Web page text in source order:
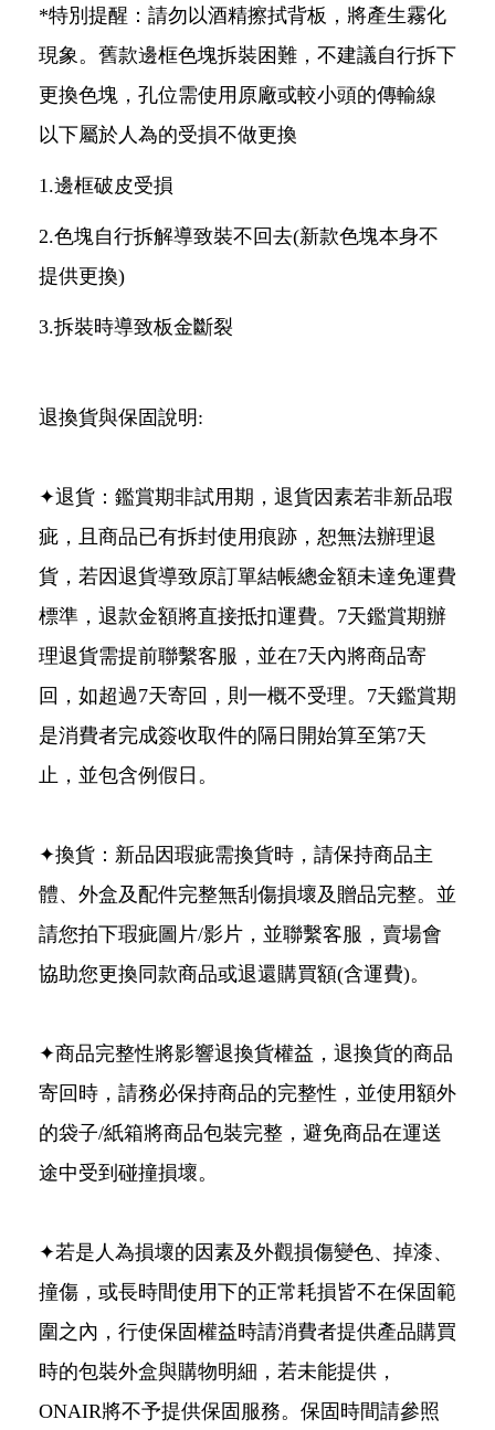
*特別提醒：請勿以酒精擦拭背板，將產生霧化
現象。舊款邊框色塊拆裝困難，不建議自行拆下
更換色塊，孔位需使用原廠或較小頭的傳輸線
以下屬於人為的受損不做更換
1.邊框破皮受損
2.色塊自行拆解導致裝不回去(新款色塊本身不
提供更換)
3.拆裝時導致板金斷裂
退換貨與保固說明:
✦退貨：鑑賞期非試用期，退貨因素若非新品瑕
疵，且商品已有拆封使用痕跡，恕無法辦理退
貨，若因退貨導致原訂單結帳總金額未達免運費
標準，退款金額將直接抵扣運費。7天鑑賞期辦
理退貨需提前聯繫客服，並在7天內將商品寄
回，如超過7天寄回，則一概不受理。7天鑑賞期
是消費者完成簽收取件的隔日開始算至第7天
止，並包含例假日。
✦換貨：新品因瑕疵需換貨時，請保持商品主
體、外盒及配件完整無刮傷損壞及贈品完整。並
請您拍下瑕疵圖片/影片，並聯繫客服，賣場會
協助您更換同款商品或退還購買額(含運費)。
✦商品完整性將影響退換貨權益，退換貨的商品
寄回時，請務必保持商品的完整性，並使用額外
的袋子/紙箱將商品包裝完整，避免商品在運送
途中受到碰撞損壞。
✦若是人為損壞的因素及外觀損傷變色、掉漆、
撞傷，或長時間使用下的正常耗損皆不在保固範
圍之內，行使保固權益時請消費者提供產品購買
時的包裝外盒與購物明細，若未能提供，
ONAIR將不予提供保固服務。保固時間請參照